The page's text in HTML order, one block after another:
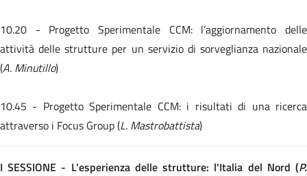
10.20 - Progetto Sperimentale CCM: l’aggiornamento delle
attività delle strutture per un servizio di sorveglianza nazionale
(A. Minutillo)
10.45 - Progetto Sperimentale CCM: i risultati di una ricerca
attraverso i Focus Group (L. Mastrobattista)
I SESSIONE - L’esperienza delle strutture: l'Italia del Nord (P.